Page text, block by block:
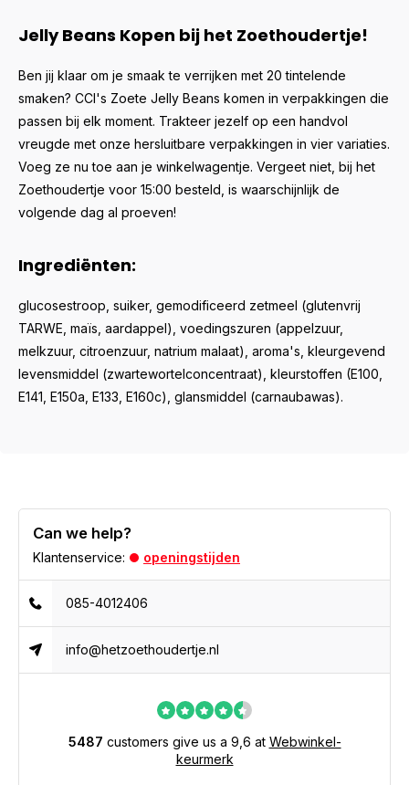
Jelly Beans Kopen bij het Zoethoudertje!
Ben jij klaar om je smaak te verrijken met 20 tintelende
smaken? CCI's Zoete Jelly Beans komen in verpakkingen die
passen bij elk moment. Trakteer jezelf op een handvol
vreugde met onze hersluitbare verpakkingen in vier variaties.
Voeg ze nu toe aan je winkelwagentje. Vergeet niet, bij het
Zoethoudertje voor 15:00 besteld, is waarschijnlijk de
volgende dag al proeven!
Ingrediënten:
glucosestroop, suiker, gemodificeerd zetmeel (glutenvrij
TARWE, maïs, aardappel), voedingszuren (appelzuur,
melkzuur, citroenzuur, natrium malaat), aroma's, kleurgevend
levensmiddel (zwartewortelconcentraat), kleurstoffen (E100,
E141, E150a, E133, E160c), glansmiddel (carnaubawas).
Can we help?
Klantenservice: openingstijden
085-4012406
info@hetzoethoudertje.nl
5487 customers give us a 9,6 at Webwinkel-
keurmerk